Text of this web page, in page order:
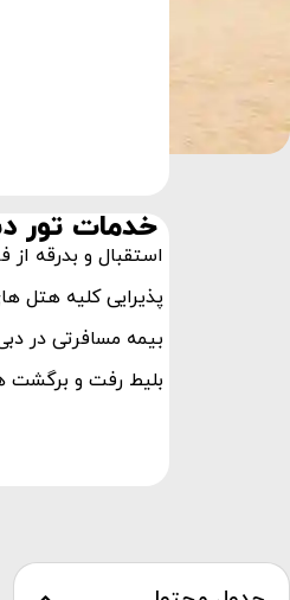
خدمات تور
استقبال و بدرقه
پذیرایی کلیه هتل
بیمه مسافرتی در دبی
بلیط رفت و برگشت